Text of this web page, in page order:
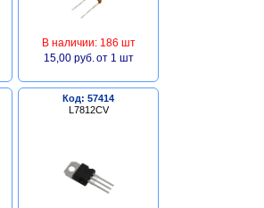
В наличии: 186 шт
15,00 руб. от 1 шт
Код: 57414
L7812CV